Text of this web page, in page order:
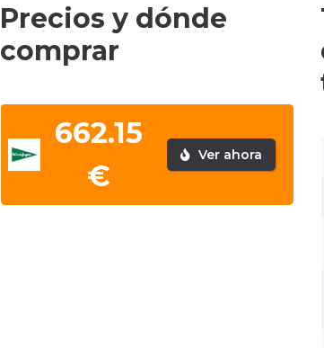
Precios y dónde
comprar
662.15
€
Ver ahora